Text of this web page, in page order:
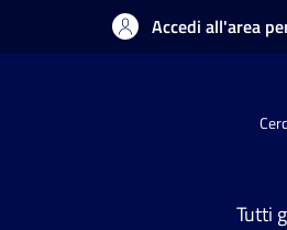
Accedi all'area
Tutti